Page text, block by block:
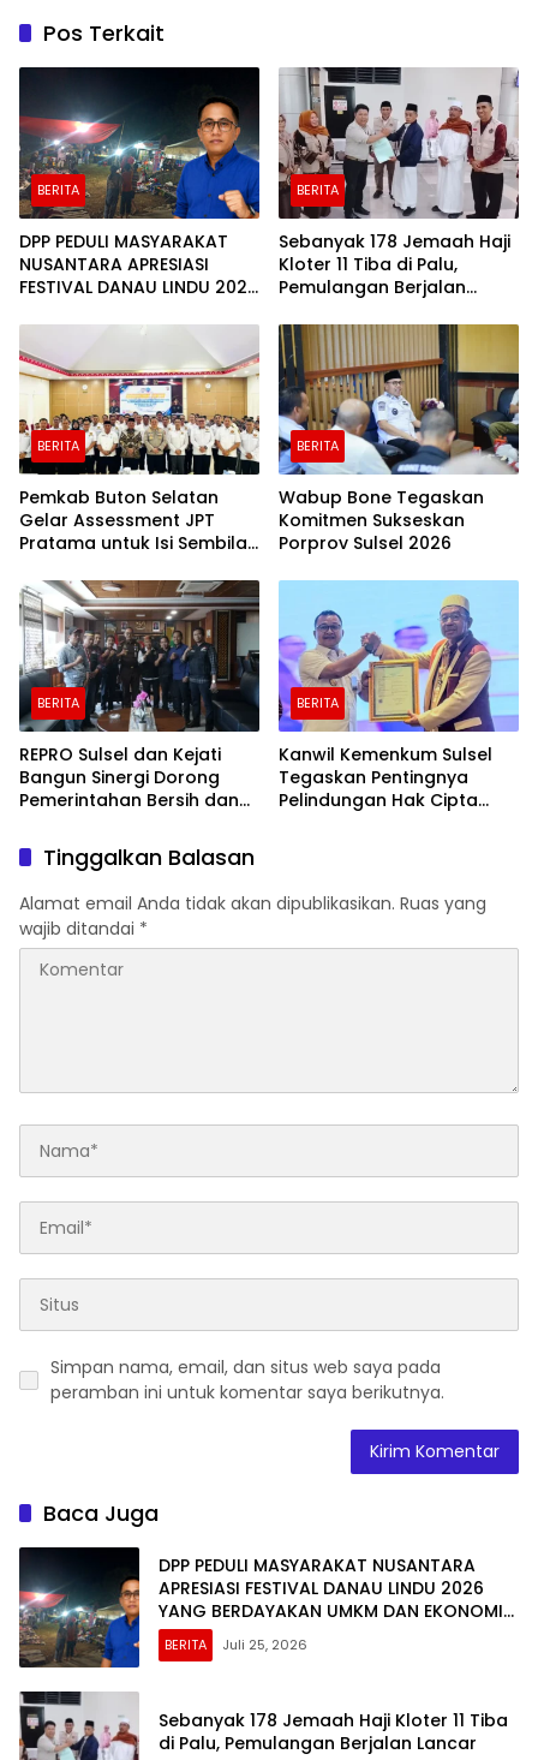
Pos Terkait
BERITA
DPP PEDULI MASYARAKAT
NUSANTARA APRESIASI
FESTIVAL DANAU LINDU 2026
DAN EKONOMI KERAKYATAN
BERITA
Sebanyak 178 Jemaah Haji
Kloter 11 Tiba di Palu,
Pemulangan Berjalan
BERITA
Pemkab Buton Selatan
Gelar Assessment JPT
Pratama untuk Isi Sembilan
BERITA
Wabup Bone Tegaskan
Komitmen Sukseskan
Porprov Sulsel 2026
BERITA
REPRO Sulsel dan Kejati
Bangun Sinergi Dorong
Pemerintahan Bersih dan
BERITA
Kanwil Kemenkum Sulsel
Tegaskan Pentingnya
Pelindungan Hak Cipta
Tinggalkan Balasan
Alamat email Anda tidak akan dipublikasikan. Ruas yang
wajib ditandai *
Simpan nama, email, dan situs web saya pada
peramban ini untuk komentar saya berikutnya.
Baca Juga
DPP PEDULI MASYARAKAT NUSANTARA
APRESIASI FESTIVAL DANAU LINDU 2026
YANG BERDAYAKAN UMKM DAN EKONOMI
KERAKYATAN
BERITA Juli 25, 2026
Sebanyak 178 Jemaah Haji Kloter 11 Tiba
di Palu, Pemulangan Berjalan Lancar